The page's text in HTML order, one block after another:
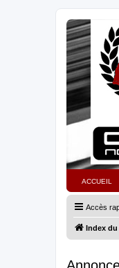
ACCUEIL
Accès
Index